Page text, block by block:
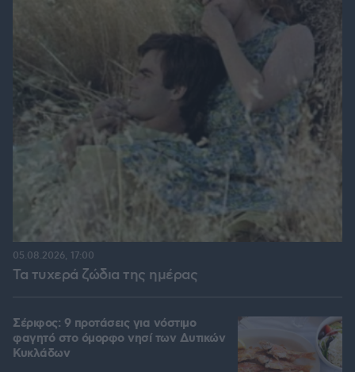
Τα τυχερά ζώδια της ημέρας
05.08.2026, 17:00
Σέριφος: 9 προτάσεις για νόστιμο
φαγητό στο όμορφο νησί των Δυτικών
Κυκλάδων